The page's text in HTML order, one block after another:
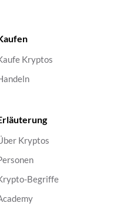
Kryptos
Kryptos
Begriffe